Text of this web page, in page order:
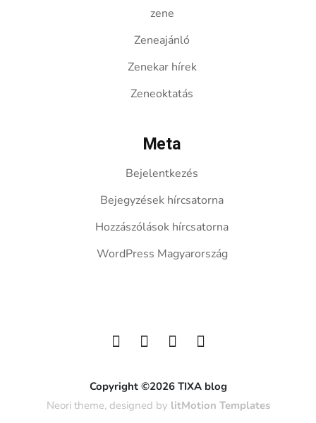
zene
Zeneajánló
Zenekar hírek
Zeneoktatás
Meta
Bejelentkezés
Bejegyzések hírcsatorna
Hozzászólások hírcsatorna
WordPress Magyarország
Copyright ©2026 TIXA blog
Neori theme, designed by litMotion Templates